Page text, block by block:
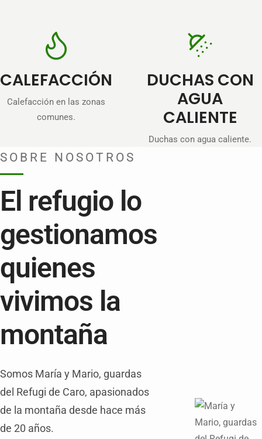
CALEFACCIÓN
Calefacción en las zonas
comunes.
DUCHAS CON
AGUA
CALIENTE
Duchas con agua caliente.
SOBRE NOSOTROS
El refugio lo
gestionamos
quienes
vivimos la
montaña
Somos María y Mario, guardas
del Refugi de Caro, apasionados
de la montaña desde hace más
de 20 años.